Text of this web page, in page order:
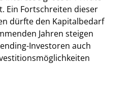
Ein Fortschreiten dieser
dürfte den Kapitalbedarf
Jahren steigen
Investoren auch